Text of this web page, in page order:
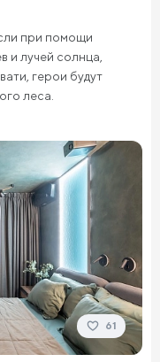
при помощи
и лучей солнца,
герои будут
леса.
61